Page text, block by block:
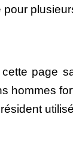
page
hommes